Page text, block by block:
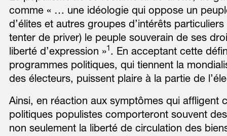
comme « … une idéologie qui oppose un
d’élites et autres groupes d’intérêts
tenter de priver) le peuple souverain de ses
liberté d’expression »1 . En acceptant cette
programmes politiques, qui tiennent la
des électeurs, puissent plaire à la partie de
Ainsi, en réaction aux symptômes qui affligent
politiques populistes comporteront souvent
non seulement la liberté de circulation des